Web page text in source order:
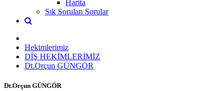
Harita
Sık Sorulan Sorular
Hekimlerimiz
DİŞ HEKİMLERİMİZ
Dt.Orçun GÜNGÖR
Dt.Orçun GÜNGÖR